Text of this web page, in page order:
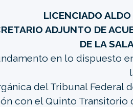
LICENCIADO
ADJUNTO DE
DE LA
en lo dispuesto
del Tribunal Federal
con el Quinto